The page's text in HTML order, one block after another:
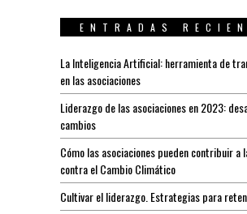
ENTRADAS
La Inteligencia Artificial: herramienta de
en las asociaciones
Liderazgo de las asociaciones en 2023:
cambios
Cómo las asociaciones pueden contribuir a
contra el Cambio Climático
Cultivar el liderazgo. Estrategias para